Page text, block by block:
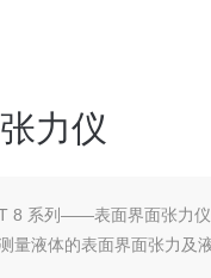
力仪
8 系列——表面界面张力
量液体的表面界面张力及